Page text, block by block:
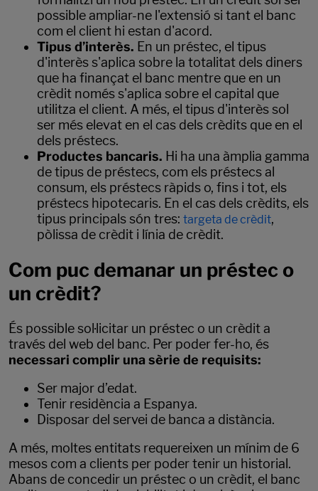
possible ampliar-ne l'extensió si tant el banc
com el client hi estan d'acord.
Tipus d’interès. En un préstec, el tipus
d'interès s'aplica sobre la totalitat dels diners
que ha finançat el banc mentre que en un
crèdit només s'aplica sobre el capital que
utilitza el client. A més, el tipus d'interès sol
ser més elevat en el cas dels crèdits que en el
dels préstecs.
Productes bancaris. Hi ha una àmplia gamma
de tipus de préstecs, com els préstecs al
consum, els préstecs ràpids o, fins i tot, els
préstecs hipotecaris. En el cas dels crèdits, els
tipus principals són tres: targeta de crèdit,
pòlissa de crèdit i línia de crèdit.
Com puc demanar un préstec o
un crèdit?
És possible sol·licitar un préstec o un crèdit a
través del web del banc. Per poder fer-ho, és
necessari complir una sèrie de requisits:
Ser major d’edat.
Tenir residència a Espanya.
Disposar del servei de banca a distància.
A més, moltes entitats requereixen un mínim de 6
mesos com a clients per poder tenir un historial.
Abans de concedir un préstec o un crèdit, el banc